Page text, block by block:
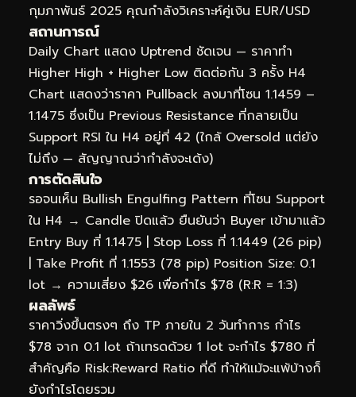
กุมภาพันธ์ 2025 คุณกำลังวิเคราะห์คู่เงิน EUR/USD
สถานการณ์
Daily Chart แสดง Uptrend ชัดเจน — ราคาทำ
Higher High + Higher Low ติดต่อกัน 3 ครั้ง H4
Chart แสดงว่าราคา Pullback ลงมาที่โซน 1.1459 –
1.1475 ซึ่งเป็น Previous Resistance ที่กลายเป็น
Support RSI ใน H4 อยู่ที่ 42 (ใกล้ Oversold แต่ยัง
ไม่ถึง — สัญญาณว่ากำลังจะเด้ง)
การตัดสินใจ
รอจนเห็น Bullish Engulfing Pattern ที่โซน Support
ใน H4 → Candle ปิดแล้ว ยืนยันว่า Buyer เข้ามาแล้ว
Entry Buy ที่ 1.1475 | Stop Loss ที่ 1.1449 (26 pip)
| Take Profit ที่ 1.1553 (78 pip) Position Size: 0.1
lot → ความเสี่ยง $26 เพื่อกำไร $78 (R:R = 1:3)
ผลลัพธ์
ราคาวิ่งขึ้นตรงๆ ถึง TP ภายใน 2 วันทำการ กำไร
$78 จาก 0.1 lot ถ้าเทรดด้วย 1 lot จะกำไร $780 ที่
สำคัญคือ Risk:Reward Ratio ที่ดี ทำให้แม้จะแพ้บ้างก็
ยังกำไรโดยรวม